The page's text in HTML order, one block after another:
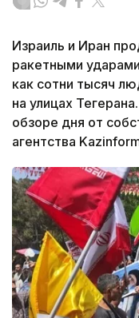
Израиль и Иран
ракетными
как сотни тысяч
на улицах
обзоре дня от
агентства